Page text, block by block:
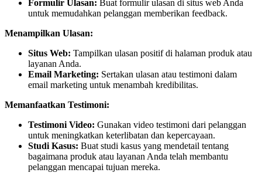
Formulir Ulasan: Buat formulir ulasan di situs web Anda
untuk memudahkan pelanggan memberikan feedback.
Menampilkan Ulasan:
Situs Web: Tampilkan ulasan positif di halaman produk atau
layanan Anda.
Email Marketing: Sertakan ulasan atau testimoni dalam
email marketing untuk menambah kredibilitas.
Memanfaatkan Testimoni:
Testimoni Video: Gunakan video testimoni dari pelanggan
untuk meningkatkan keterlibatan dan kepercayaan.
Studi Kasus: Buat studi kasus yang mendetail tentang
bagaimana produk atau layanan Anda telah membantu
pelanggan mencapai tujuan mereka.